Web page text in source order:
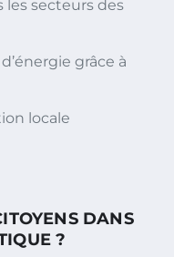
les secteurs des
grâce à
locale
DANS
?